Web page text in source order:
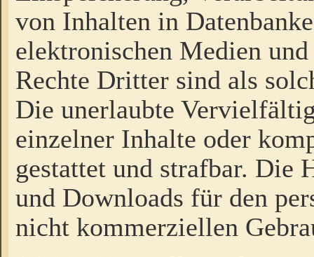
von Inhalten in
elektronischen Medien
Rechte Dritter sind als
Die unerlaubte
einzelner Inhalte oder
gestattet und strafbar. Die
und Downloads für den
nicht kommerziellen